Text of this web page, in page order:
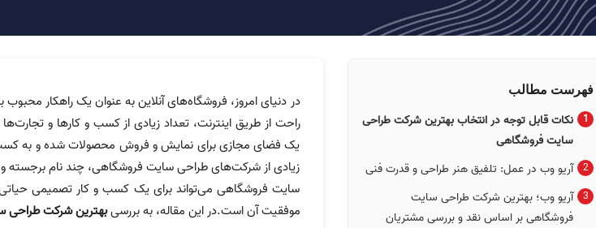
فهرست مطالب
نکات قابل توجه در انتخاب بهترین شرکت طراحی
سایت فروشگاهی
آریو وب در عمل: تلفیق هنر طراحی و قدرت فنی
آریو وب؛ بهترین شرکت طراحی سایت
فروشگاهی بر اساس نقد و بررسی مشتریان
در دنیای امروز، فروشگاه‌های آنلاین به عنوان یک راهکار
راحت از طریق اینترنت، تعداد زیادی از کسب و کارها و
یک فضای مجازی برای نمایش و فروش محصولات شده و به کسب و
زیادی از شرکت‌های طراحی سایت فروشگاهی، چند نام برجسته و
سایت فروشگاهی می‌تواند برای یک کسب و کار تصمیمی
موفقیت آن است.در این مقاله، به بررسیبهترین شرکت طراحی